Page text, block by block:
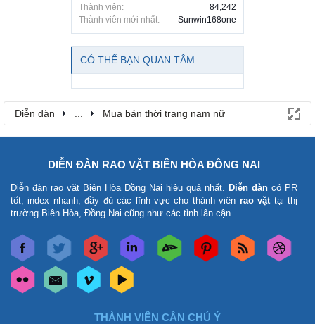
Thành viên:
84,242
Thành viên mới nhất:
Sunwin168one
CÓ THỂ BẠN QUAN TÂM
Diễn đàn Mua bán thời trang nam nữ
DIỄN ĐÀN RAO VẶT BIÊN HÒA ĐỒNG NAI
Diễn đàn rao vặt Biên Hòa Đồng Nai hiệu quả nhất. Diễn đàn có PR
tốt, index nhanh, đầy đủ các lĩnh vực cho thành viên rao vặt tại thị
trường Biên Hòa, Đồng Nai cũng như các tỉnh lân cận.
THÀNH VIÊN CẦN CHÚ Ý